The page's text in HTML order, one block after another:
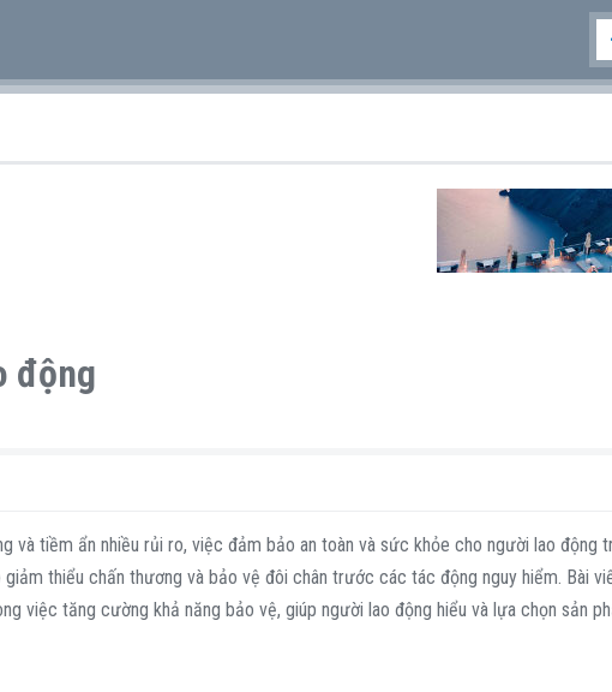
động
và tiềm ẩn nhiều rủi ro, việc đảm bảo an toàn và sức khỏe cho người lao động
thiểu chấn thương và bảo vệ đôi chân trước các tác động nguy hiểm. Bài
việc tăng cường khả năng bảo vệ, giúp người lao động hiểu và lựa chọn sản